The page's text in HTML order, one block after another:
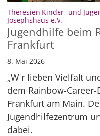
Theresien Kinder- und
Josephshaus e.V.
Jugendhilfe beim
Frankfurt
8. Mai 2026
„Wir lieben Vielfalt
dem Rainbow-
Frankfurt am Main.
Jugendhilfezentrum
dabei.